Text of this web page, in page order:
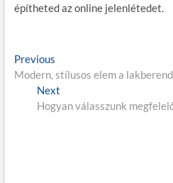
építheted az online jelenlétedet.
B
e
Previous
r
e
v
Modern, stílusos elem a
Next
e
Hogyan válasszunk